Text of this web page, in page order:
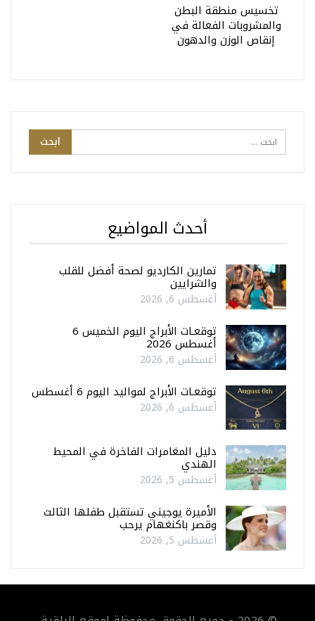
تخسيس منطقة البطن
والمشروبات الفعالة في
إنقاص الوزن والدهون
أحدث المواضيع
تمارين الكارديو لصحة أفضل للقلب
والشرايين
أغسطس 6, 2026
توقعـات الأبراج اليوم الخميس 6
أغسطس 2026
أغسطس 6, 2026
توقعـات الأبراج لمواليد اليوم 6 أغسطس
أغسطس 6, 2026
دليل المغامرات الفاخرة في المحيط
الهندي
أغسطس 5, 2026
الأميرة يوجيني تستقبل طفلها الثالث
وقصر باكنغهام يرحب
أغسطس 5, 2026